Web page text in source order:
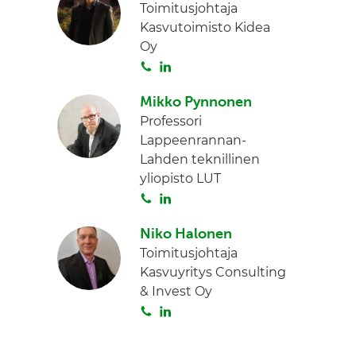
Toimitusjohtaja
Kasvutoimisto Kidea
Oy
S
i
t
a
n
k
e
d
I
Mikko Pynnonen
Professori
Lappeenrannan-
Lahden teknillinen
yliopisto LUT
S
i
t
a
n
k
e
d
Niko Halonen
Toimitusjohtaja
Kasvuyritys Consulting
& Invest Oy
S